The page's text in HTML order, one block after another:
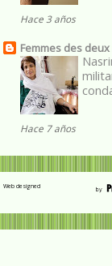
Hace 3 años
Femmes des
Hace 7 años
Web designed